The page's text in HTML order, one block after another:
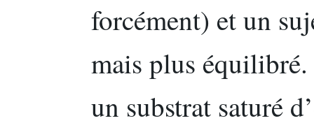
forcément) et un
mais plus
un substrat saturé